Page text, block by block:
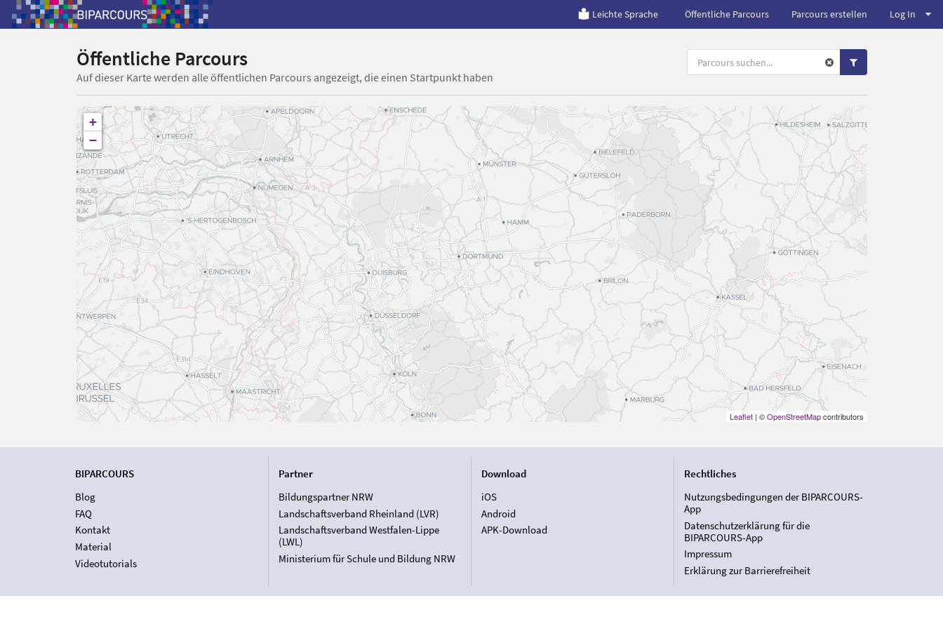
Leichte Sprache Öffentliche Parcours Parcours erstellen Log In
Öffentliche Parcours
Auf dieser Karte werden alle öffentlichen Parcours angezeigt, die einen Startpunkt haben
+
−
Leaflet| ©OpenStreetMapcontributors
BIPARCOURS
Blog
FAQ
Kontakt
Material
Videotutorials
Partner
Bildungspartner NRW
Landschaftsverband Rheinland (LVR)
Landschaftsverband Westfalen-Lippe
(LWL)
Ministerium für Schule und Bildung NRW
Download
iOS
Android
APK-Download
Rechtliches
Nutzungsbedingungen der BIPARCOURS-
App
Datenschutzerklärung für die
BIPARCOURS-App
Impressum
Erklärung zur Barrierefreiheit